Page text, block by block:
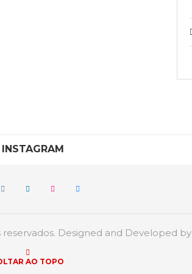
INSTAGRAM
reservados. Designed and Developed by
AO TOPO